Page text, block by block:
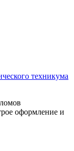
техникума
оформление и